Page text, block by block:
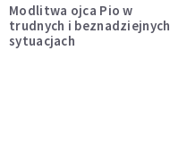
Modlitwa ojca Pio w
trudnych i beznadziejnych
sytuacjach